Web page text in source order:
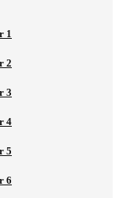
1
2
3
4
5
6